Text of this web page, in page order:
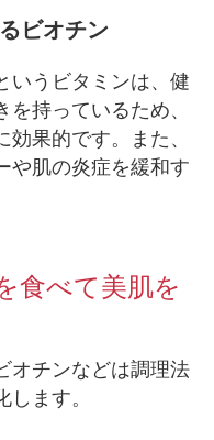
ビオチン
いうビタミンは、健
持っているため、
果的です。また、
や肌の炎症を緩和す
食べて美肌を
オチンなどは調理法
ます。